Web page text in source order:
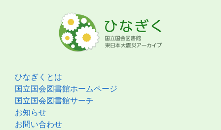
ひなぎくとは
国立国会図書館ホームページ
国立国会図書館サーチ
お知らせ
お問い合わせ